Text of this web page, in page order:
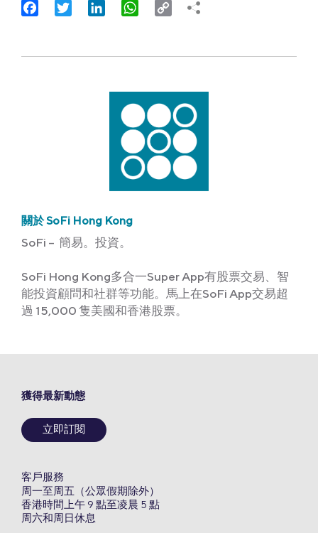
FacebookTwitter LinkedInWhatsApp
Copy
關於 SoFi Hong Kong
SoFi – 簡易。投資。
SoFi Hong Kong多合一Super App有股票交易、智
能投資顧問和社群等功能。馬上在SoFi App交易超
過 15,000 隻美國和香港股票。
獲得最新動態
立即訂閱
客戶服務
周一至周五（公眾假期除外）
香港時間上午 9 點至凌晨 5 點
周六和周日休息